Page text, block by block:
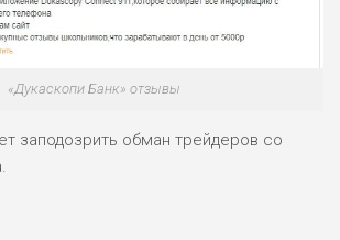
«Дукаскопи Банк» отзывы
заподозрить обман трейдеров со